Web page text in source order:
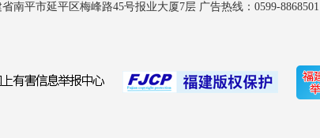
南平市延平区梅峰路45号报业大厦7层 广告热线：0599-8868501